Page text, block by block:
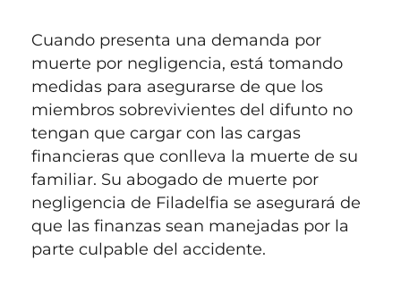
Cuando presenta una demanda por
muerte por negligencia, está tomando
medidas para asegurarse de que los
miembros sobrevivientes del difunto no
tengan que cargar con las cargas
financieras que conlleva la muerte de su
familiar. Su abogado de muerte por
negligencia de Filadelfia se asegurará de
que las finanzas sean manejadas por la
parte culpable del accidente.